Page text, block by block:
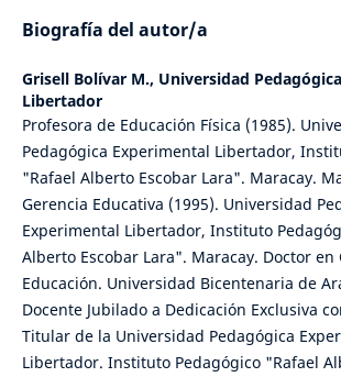
Biografía del autor/a
Grisell Bolívar M., Universidad
Libertador
Profesora de Educación Física (1985).
Pedagógica Experimental Libertador,
"Rafael Alberto Escobar Lara". Maracay.
Gerencia Educativa (1995). Universidad
Experimental Libertador, Instituto
Alberto Escobar Lara". Maracay. Doctor en
Educación. Universidad Bicentenaria de
Docente Jubilado a Dedicación Exclusiva
Titular de la Universidad Pedagógica
Libertador. Instituto Pedagógico "Rafael